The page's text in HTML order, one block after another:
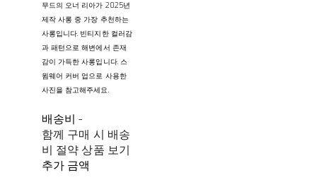
무드의 오너 리아가 2025년
제작 사롱 중 가장 추천하는
사롱입니다. 빈티지한 컬러감
과 패턴으로 해변에서 존재
감이 가득한 사롱입니다. 스
윔웨어 커버 업으로 사용한
사진을 참고해주세요.
배송비-
함께 구매 시 배송
비 절약 상품 보기
추가 금액